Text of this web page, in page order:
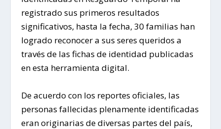
registrado sus primeros resultados
significativos, hasta la fecha, 30 familias han
logrado reconocer a sus seres queridos a
través de las fichas de identidad publicadas
en esta herramienta digital.
De acuerdo con los reportes oficiales, las
personas fallecidas plenamente identificadas
eran originarias de diversas partes del país,